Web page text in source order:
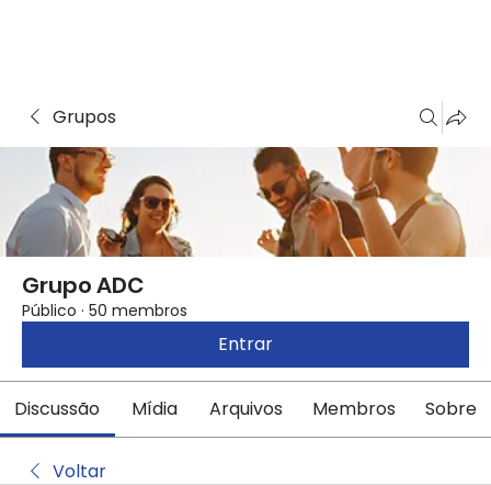
Grupos
Grupo ADC
Público · 50 membros
Entrar
Discussão Mídia Arquivos Membros Sobre
Voltar